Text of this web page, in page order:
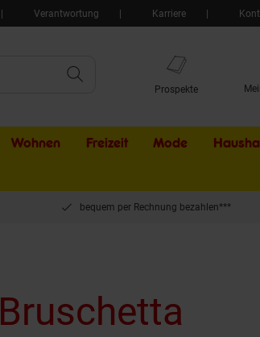
Verantwortung Karriere
Prospekte
Wohnen Freizeit Mode
bequem per Rechnung bezahlen***
Bruschetta